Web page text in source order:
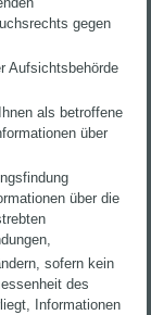
gegen
Aufsichtsbehörde
als betroffene
über
über die
sofern kein
des
Informationen